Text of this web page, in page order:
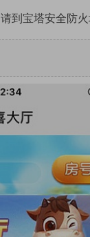
到宝塔安全防火